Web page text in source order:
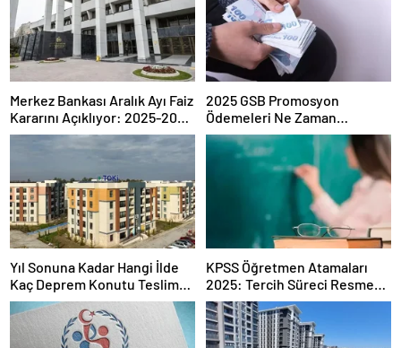
Merkez Bankası Aralık Ayı Faiz
Kararını Açıklıyor: 2025-2026
Takvimi
2025 GSB Promosyon
Ödemeleri Ne Zaman
Hesaplara Yatacak?
Yıl Sonuna Kadar Hangi İlde
Kaç Deprem Konutu Teslim
Edilecek?
KPSS Öğretmen Atamaları
2025: Tercih Süreci Resmen
Başladı